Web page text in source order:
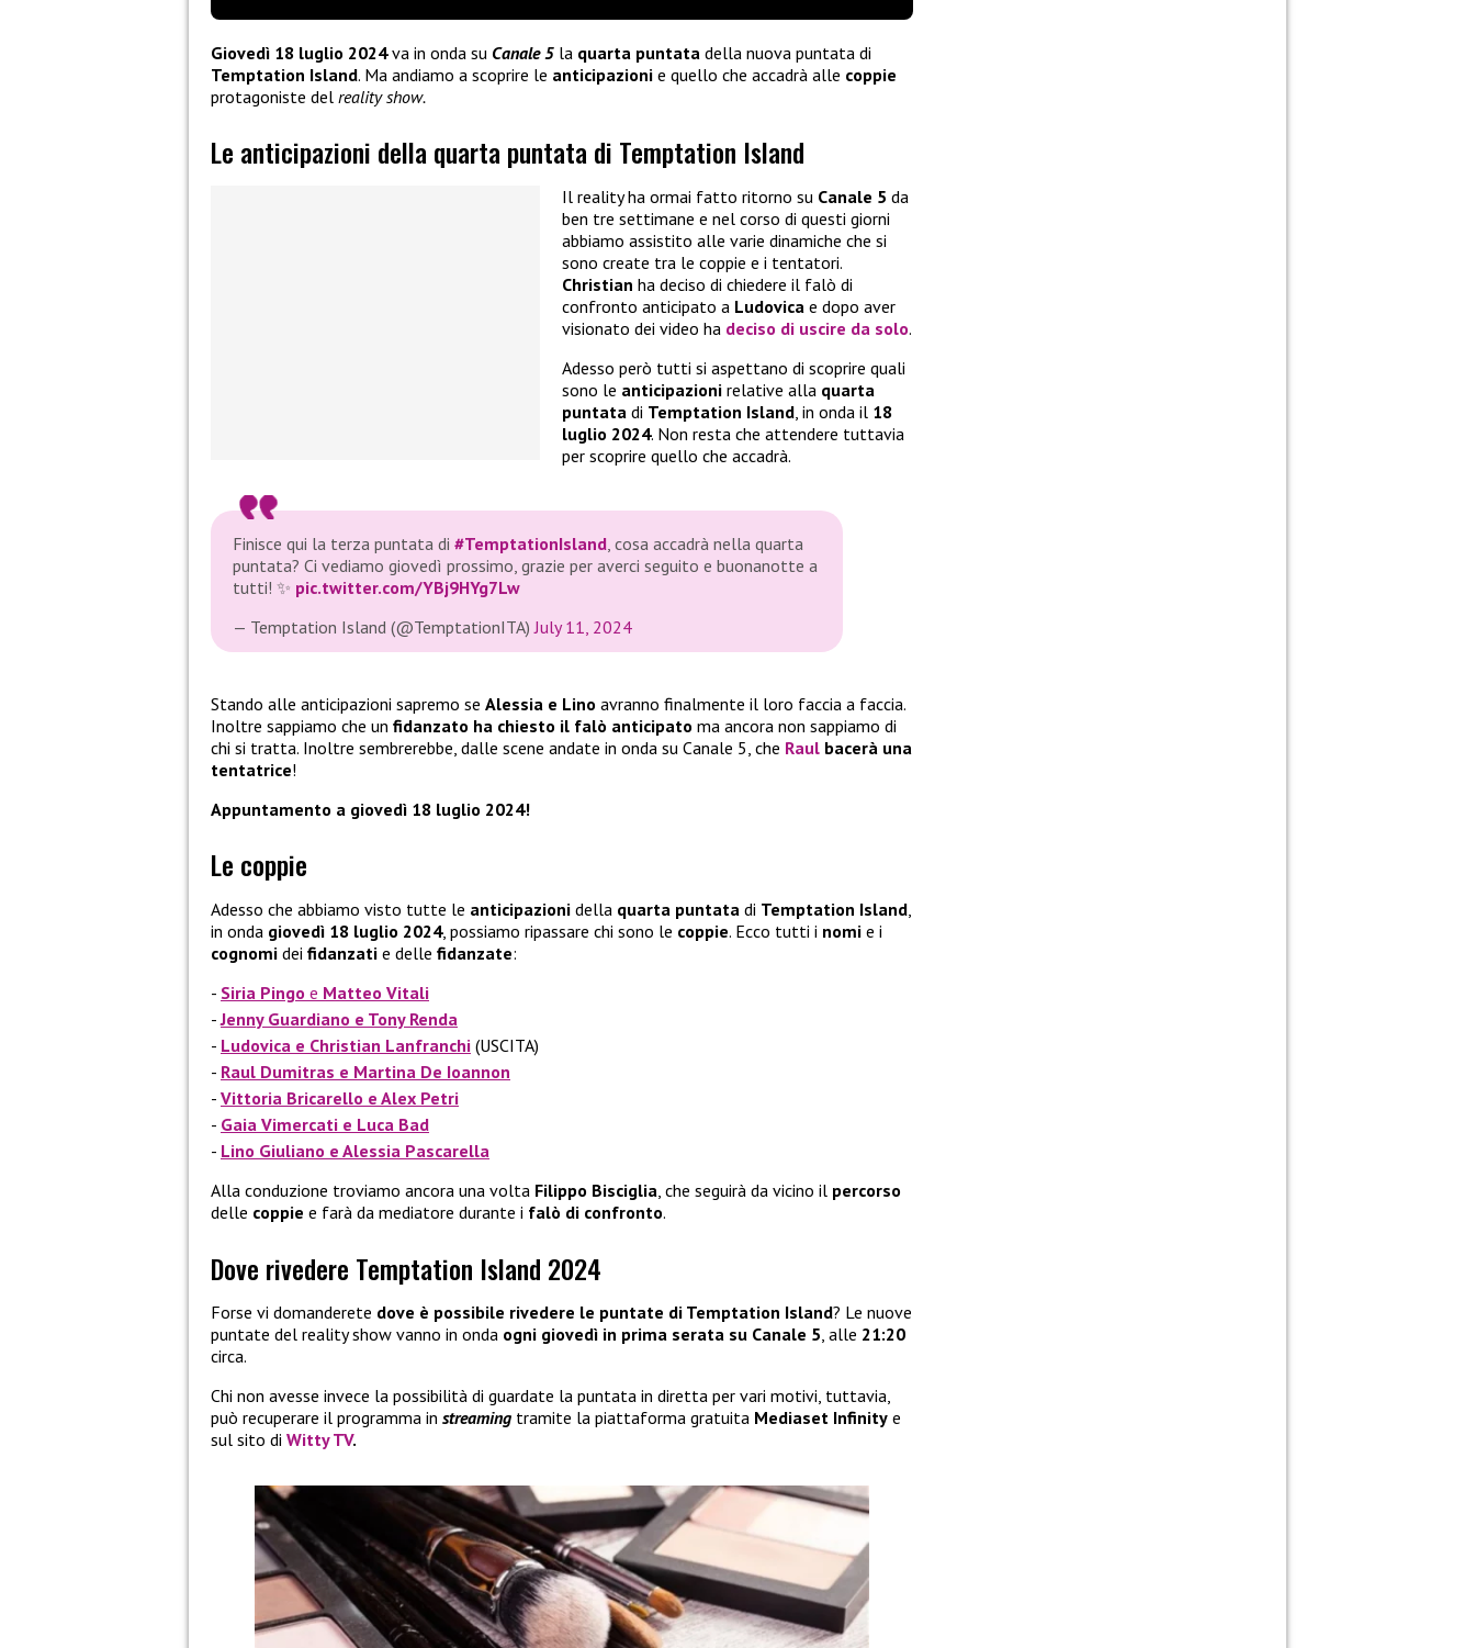
Giovedì 18 luglio 2024va in onda su Canale 5 la quarta puntata della nuova puntata di
Temptation Island. Ma andiamo a scoprire le anticipazioni e quello che accadrà alle coppie
protagoniste del reality show.
Le anticipazioni della quarta puntata di Temptation Island
Il reality ha ormai fatto ritorno su Canale 5 da
ben tre settimane e nel corso di questi giorni
abbiamo assistito alle varie dinamiche che si
sono create tra le coppie e i tentatori.
Christian ha deciso di chiedere il falò di
confronto anticipato a Ludovica e dopo aver
visionato dei video ha deciso di uscire da solo.
Adesso però tutti si aspettano di scoprire quali
sono le anticipazioni relative alla quarta
puntata di Temptation Island, in onda il 18
luglio 2024. Non resta che attendere tuttavia
per scoprire quello che accadrà.
Finisce qui la terza puntata di #TemptationIsland, cosa accadrà nella quarta
puntata? Ci vediamo giovedì prossimo, grazie per averci seguito e buonanotte a
tutti! ✨ pic.twitter.com/YBj9HYg7Lw
— Temptation Island (@TemptationITA)July 11, 2024
Stando alle anticipazioni sapremo se Alessia e Lino avranno finalmente il loro faccia a faccia.
Inoltre sappiamo che un fidanzato ha chiesto il falò anticipato ma ancora non sappiamo di
chi si tratta. Inoltre sembrerebbe, dalle scene andate in onda su Canale 5, che Raul bacerà una
tentatrice!
Appuntamento a giovedì 18 luglio 2024!
Le coppie
Adesso che abbiamo visto tutte le anticipazioni della quarta puntata di Temptation Island,
in onda giovedì 18 luglio 2024, possiamo ripassare chi sono le coppie. Ecco tutti i nomi e i
cognomi dei fidanzati e delle fidanzate:
Siria Pingo e Matteo Vitali
Jenny Guardiano e Tony Renda
Ludovica e Christian Lanfranchi (USCITA)
Raul Dumitras e Martina De Ioannon
Vittoria Bricarello e Alex Petri
Gaia Vimercati e Luca Bad
Lino Giuliano e Alessia Pascarella
Alla conduzione troviamo ancora una volta Filippo Bisciglia, che seguirà da vicino il percorso
delle coppie e farà da mediatore durante i falò di confronto.
Dove rivedere Temptation Island 2024
Forse vi domanderete dove è possibile rivedere le puntate di Temptation Island? Le nuove
puntate del reality show vanno in onda ogni giovedì in prima serata su Canale 5, alle 21:20
circa.
Chi non avesse invece la possibilità di guardate la puntata in diretta per vari motivi, tuttavia,
può recuperare il programma in streaming tramite la piattaforma gratuita Mediaset Infinity e
sul sito di Witty TV.